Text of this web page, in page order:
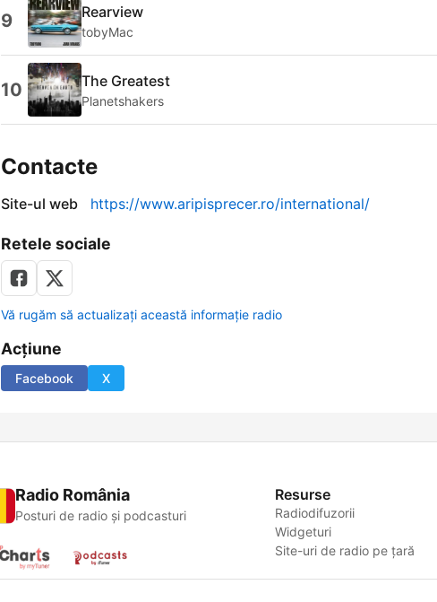
9 Rearview
tobyMac
10 The Greatest
Planetshakers
Contacte
Site-ul web https://www.aripisprecer.ro/international/
Retele sociale
Vă rugăm să actualizați această informație radio
Acțiune
Facebook X
Radio România
Posturi de radio și podcasturi
Resurse
Radiodifuzorii
Widgeturi
Site-uri de radio pe țară